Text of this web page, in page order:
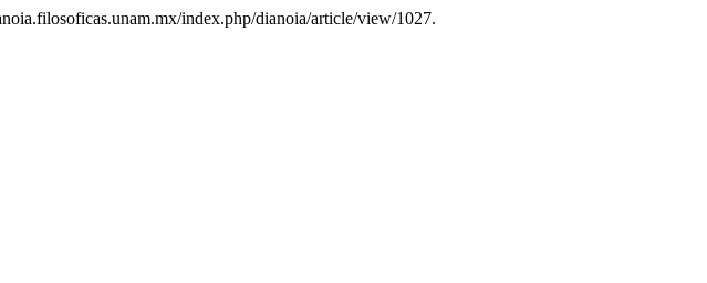
index.php/dianoia/article/view/1027.